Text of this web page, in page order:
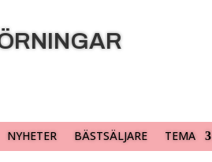
NYHETER BÄSTSÄLJARE TEMA